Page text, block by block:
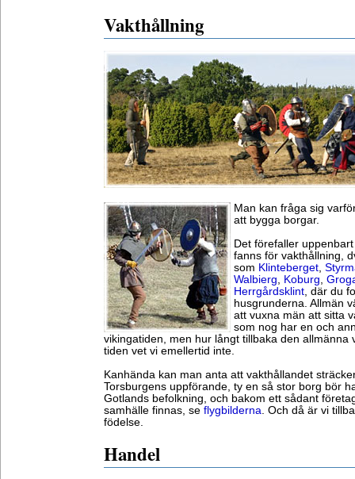
Vakthållning
Man kan fråga sig
att bygga borgar.
Det förefaller
fanns för vakthållning,
som Klinteberget,
Walbierg, Koburg,
Herrgårdsklint, där du
husgrunderna. Allmän
att vuxna män att sitta
som nog har en och
vikingatiden, men hur långt tillbaka den allmänna
tiden vet vi emellertid inte.
Kanhända kan man anta att vakthållandet
Torsburgens uppförande, ty en så stor borg bör
Gotlands befolkning, och bakom ett sådant
samhälle finnas, se flygbilderna. Och då är vi
födelse.
Handel